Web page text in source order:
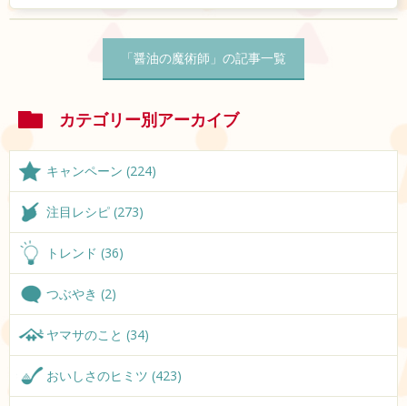
「醤油の魔術師」の記事一覧
カテゴリー別アーカイブ
キャンペーン (224)
注目レシピ (273)
トレンド (36)
つぶやき (2)
ヤマサのこと (34)
おいしさのヒミツ (423)